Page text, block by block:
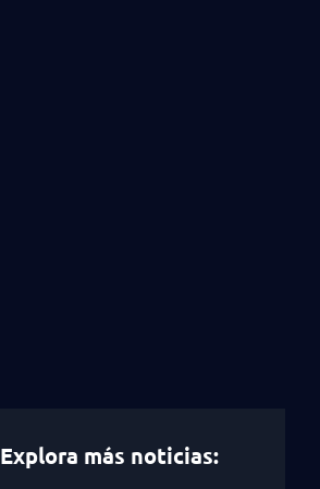
Explora más noticias: